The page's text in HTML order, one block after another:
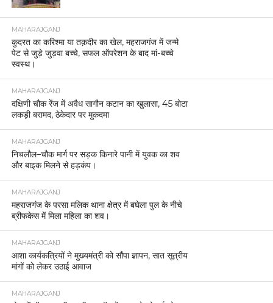
MAHARAJGANJ
कुदरत का करिश्मा या तक़दीर का खेल, महराजगंज में जन्मे
पेट से जुड़े जुड़वा बच्चे, सफल ऑपरेशन के बाद मां-बच्चे
स्वस्थ।
MAHARAJGANJ
दक्षिणी चौक रेंज में अवैध सागौन कटान का खुलासा, 45 बोटा
लकड़ी बरामद, ठेकेदार पर मुकदमा
MAHARAJGANJ
निचलौल–चौक मार्ग पर सड़क किनारे पानी में युवक का शव
और बाइक मिलने से हड़कंप।
MAHARAJGANJ
महराजगंज के परसा मलिक थाना क्षेत्र में बघेला पुल के नीचे
ब्रीफकेस में मिला महिला का शव।
MAHARAJGANJ
आशा कार्यकत्रियों ने मुख्यमंत्री को सौंपा ज्ञापन, सात सूत्रीय
मांगों को लेकर उठाई आवाज
MAHARAJGANJ